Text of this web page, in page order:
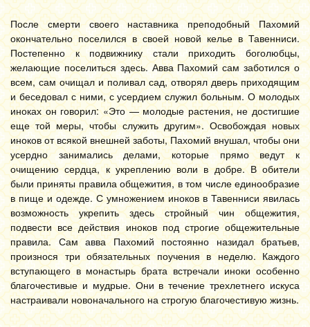
После смерти своего наставника преподобный Пахомий
окончательно поселился в своей новой келье в Тавенниси.
Постепенно к подвижнику стали приходить боголюбцы,
желающие поселиться здесь. Авва Пахомий сам заботился о
всем, сам очищал и поливал сад, отворял дверь приходящим
и беседовал с ними, с усердием служил больным. О молодых
иноках он говорил: «Это — молодые растения, не достигшие
еще той меры, чтобы служить другим». Освобождая новых
иноков от всякой внешней заботы, Пахомий внушал, чтобы они
усердно занимались делами, которые прямо ведут к
очищению сердца, к укреплению воли в добре. В обители
были приняты правила общежития, в том числе единообразие
в пище и одежде. С умножением иноков в Тавенниси явилась
возможность укрепить здесь стройный чин общежития,
подвести все действия иноков под строгие общежительные
правила. Сам авва Пахомий постоянно назидал братьев,
произнося три обязательных поучения в неделю. Каждого
вступающего в монастырь брата встречали иноки особенно
благочестивые и мудрые. Они в течение трехлетнего искуса
настраивали новоначального на строгую благочестивую жизнь.